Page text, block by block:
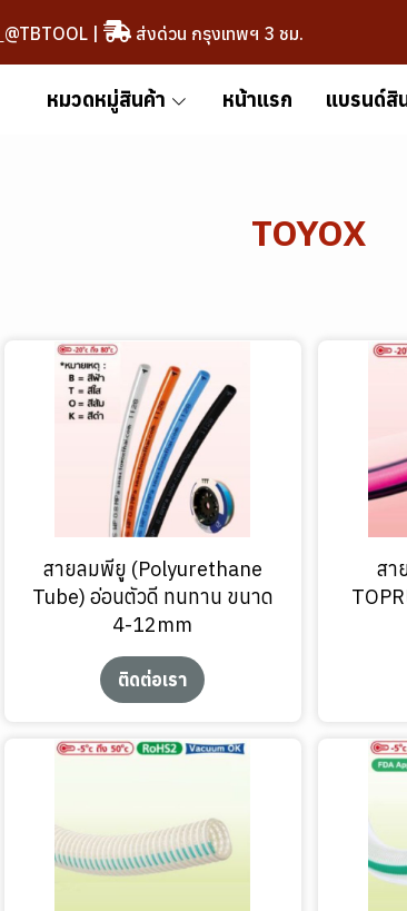
@TBTOOL| ส่งด่วน กรุงเทพฯ 3 ชม.
หมวดหมู่สินค้า หน้าแรก แบรนด์สิ
TOYOX
สายลมพียู (Polyurethane
Tube) อ่อนตัวดี ทนทาน ขนาด
4-12mm
ติดต่อเรา
สา